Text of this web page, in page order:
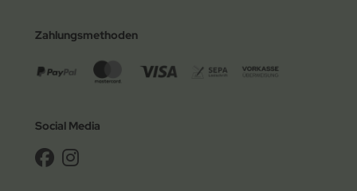
Zahlungsmethoden
Social Media